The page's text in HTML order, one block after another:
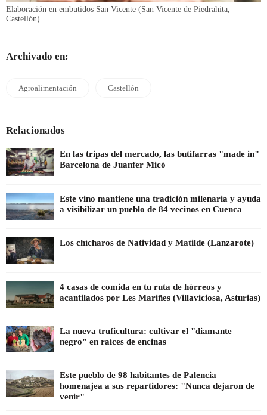
Elaboración en embutidos San Vicente (San Vicente de Piedrahita,
Castellón)
Archivado en:
Agroalimentación Castellón
Relacionados
En las tripas del mercado, las butifarras "made in"
Barcelona de Juanfer Micó
Este vino mantiene una tradición milenaria y ayuda
a visibilizar un pueblo de 84 vecinos en Cuenca
Los chícharos de Natividad y Matilde (Lanzarote)
4 casas de comida en tu ruta de hórreos y
acantilados por Les Mariñes (Villaviciosa, Asturias)
La nueva truficultura: cultivar el "diamante
negro" en raíces de encinas
Este pueblo de 98 habitantes de Palencia
homenajea a sus repartidores: "Nunca dejaron de
venir"